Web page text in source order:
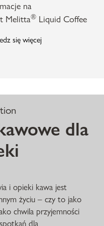
na
Melitta®Liquid Coffee
się więcej
dla
i opieki kawa jest
życiu – czy to jako
chwila przyjemności
dla